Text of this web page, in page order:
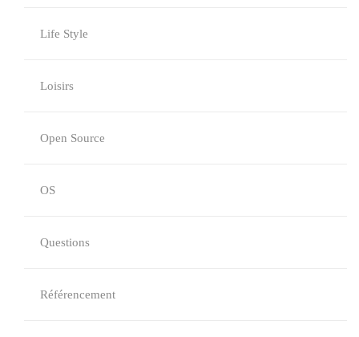
Life Style
Loisirs
Open Source
OS
Questions
Référencement